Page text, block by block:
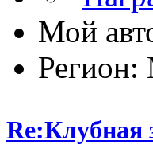
Мой
Регион:
Re:Клубная